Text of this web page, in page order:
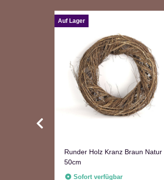
Auf Lager
Runder Holz Kranz Braun Natur
50cm
Sofort verfügbar